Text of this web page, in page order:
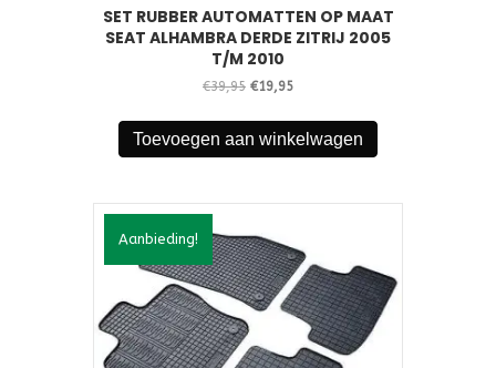
SET RUBBER AUTOMATTEN OP MAAT
SEAT ALHAMBRA DERDE ZITRIJ 2005
T/M 2010
€39,95 Oorspronkelijke
was:
€39,95.
€19,95Huidige
is:
€19,95.
Toevoegen aan winkelwagen
Aanbieding!